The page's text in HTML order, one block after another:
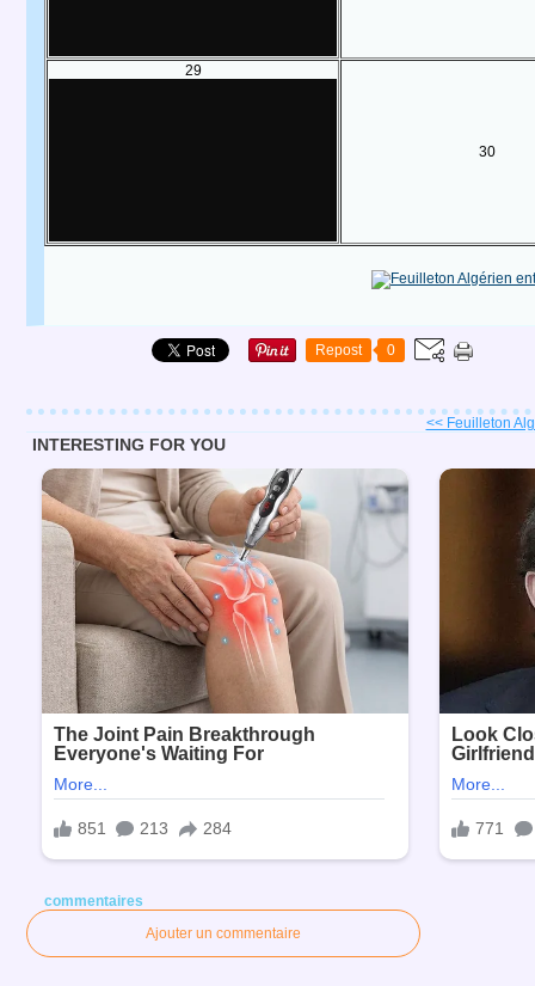
29
30
Repost 0
<< Feuilleton
commentaires
Ajouter un commentaire